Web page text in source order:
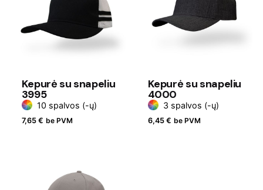
Kepurė su snapeliu
3995
10 spalvos (-ų)
7,65 € be PVM
Kepurė su snapeliu
4000
3 spalvos (-ų)
6,45 € be PVM